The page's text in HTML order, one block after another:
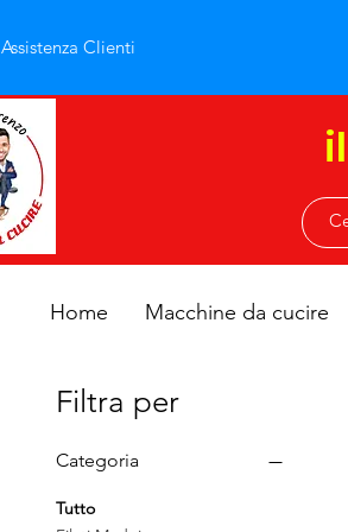
Assistenza Clienti
Home Macchine da cucire
Filtra per
Categoria
Tutto